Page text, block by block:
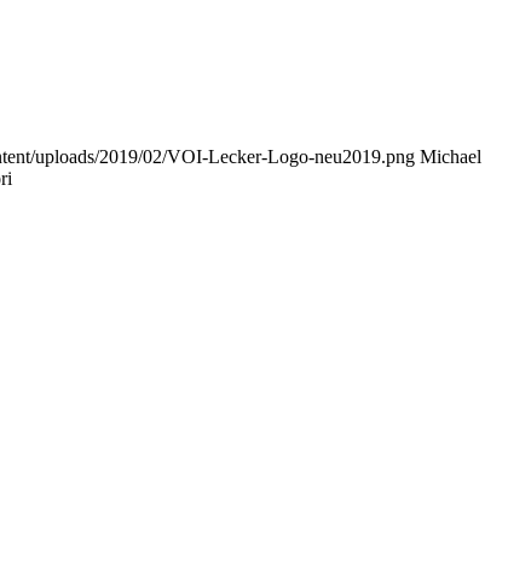
uploads/2019/02/VOI-Lecker-Logo-neu2019.png Michael